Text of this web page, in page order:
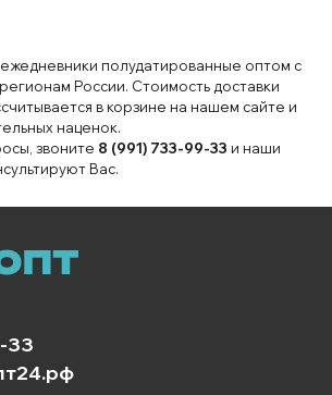
полудатированные оптом с
России. Стоимость доставки
в корзине на нашем сайте и
наценок.
звоните 8 (991) 733-99-33 и наши
Вас.
33